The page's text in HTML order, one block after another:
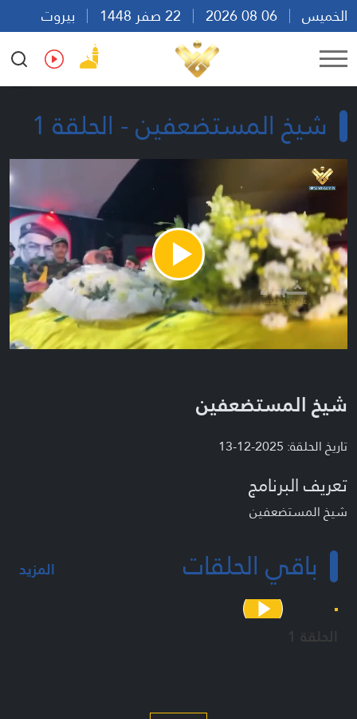
الخميس
بيروت
21:36
Ar En Fr Es
شيخ المستضعفين - الحلقة 1
Play
Video
شيخ المستضعفين
تاريخ الحلقة: 2025-12-13
تعريف البرنامج
شيخ المستضعفين
باقي الحلقات المزيد
الحلقة 1